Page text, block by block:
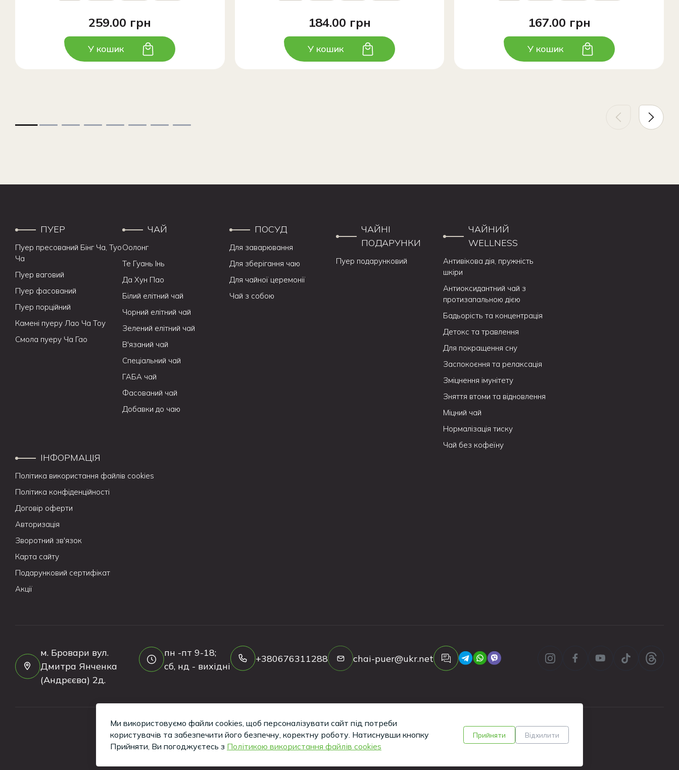
259.00 грн
У кошик
184.00 грн
У кошик
167.00 грн
У кошик
ПУЕР
Пуер пресований Бінг Ча, Туо
Ча
Пуер ваговий
Пуер фасований
Пуер порційний
Камені пуеру Лао Ча Тоу
Смола пуеру Ча Гао
ЧАЙ
Оолонг
Те Гуань Інь
Да Хун Пао
Білий елітний чай
Чорний елітний чай
Зелений елітний чай
В'язаний чай
Спеціальний чай
ГАБА чай
Фасований чай
Добавки до чаю
ПОСУД
Для заварювання
Для зберігання чаю
Для чайної церемонії
Чай з собою
ЧАЙНІ
ПОДАРУНКИ
Пуер подарунковий
ЧАЙНИЙ
WELLNESS
Антивікова дія, пружність
шкіри
Антиоксидантний чай з
протизапальною дією
Бадьорість та концентрація
Детокс та травлення
Для покращення сну
Заспокоєння та релаксація
Зміцнення імунітету
Зняття втоми та відновлення
Міцний чай
Нормалізація тиску
Чай без кофеїну
ІНФОРМАЦІЯ
Політика використання файлів cookies
Політика конфіденційності
Договір оферти
Авторизація
Зворотний зв'язок
Карта сайту
Подарунковий сертифікат
Акції
м. Бровари вул.
Дмитра Янченка
(Андрєєва) 2д.
пн -пт 9-18;
сб, нд - вихідні
+380676311288 chai-puer@ukr.net
Copyright ©2026Tea-Puer. All Rights Reserved.
Кажуть, такі сайти вміють робити хлопці з iWeb
Ми використовуємо файли cookies, щоб персоналізувати сайт під потреби
користувачів та забезпечити його безпечну, коректну роботу. Натиснувши кнопку
Прийняти, Ви погоджуєтесь з Політикою використання файлів cookies
Прийняти Відхилити